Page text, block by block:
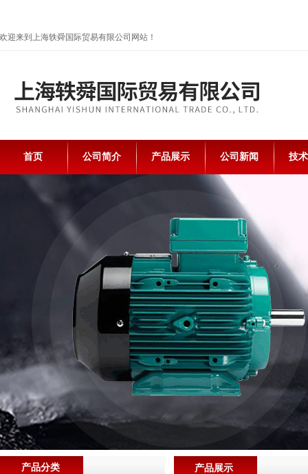
欢迎来到上海轶舜国际贸易有限公司网站！
首页 公司简介 产品展示 公司新闻 技
产品展示
产品分类